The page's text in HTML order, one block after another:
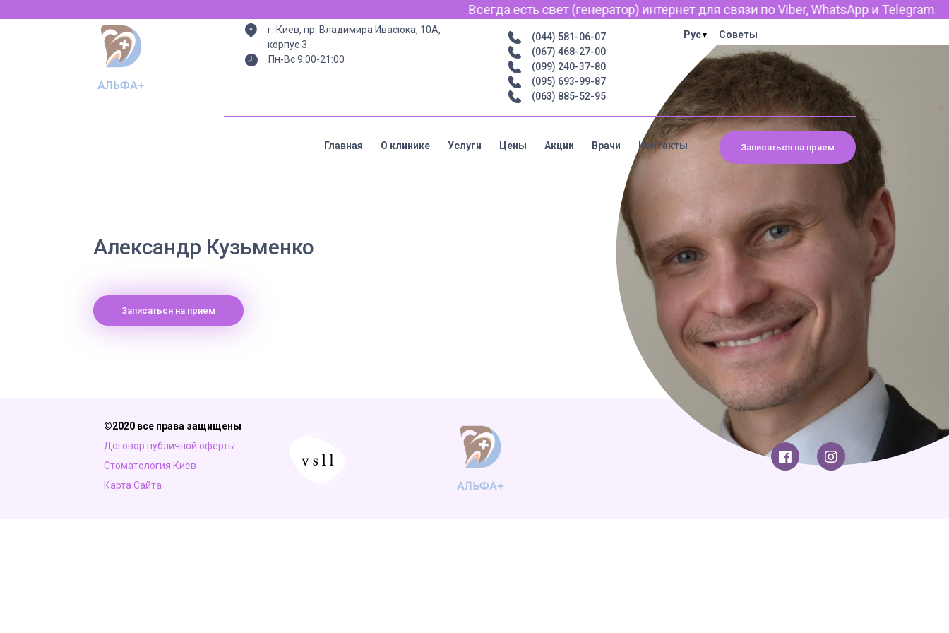
Всегда есть свет (генератор) интернет для связи по Viber, WhatsApp и Telegram.
г. Киев, пр. Владимира Ивасюка, 10А,
корпус 3
Пн-Вс 9:00-21:00
(044) 581-06-07
(067) 468-27-00
(099) 240-37-80
(095) 693-99-87
(063) 885-52-95
Рус Советы
Главная О клинике Услуги Цены Акции Врачи Контакты Записаться на прием
Александр Кузьменко
Записаться на прием
©2020 все права защищены
Договор публичной оферты
Стоматология Киев
Карта Сайта